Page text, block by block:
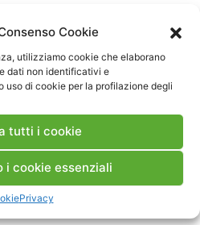
Cookie
utilizziamo cookie che elaborano
dati non identificativi e
uso di cookie per la profilazione degli
tutti i cookie
i cookie essenziali
Privacy
supportare i responsabili
di strategie volte ad
del sistema di
livello nazionale.